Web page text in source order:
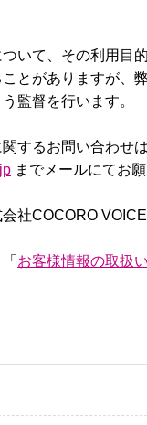
いて、その利用目
とがありますが、
監督を行います。
するお問い合わせ
までメールにてお願
社COCORO VOICE
お客様情報の取扱